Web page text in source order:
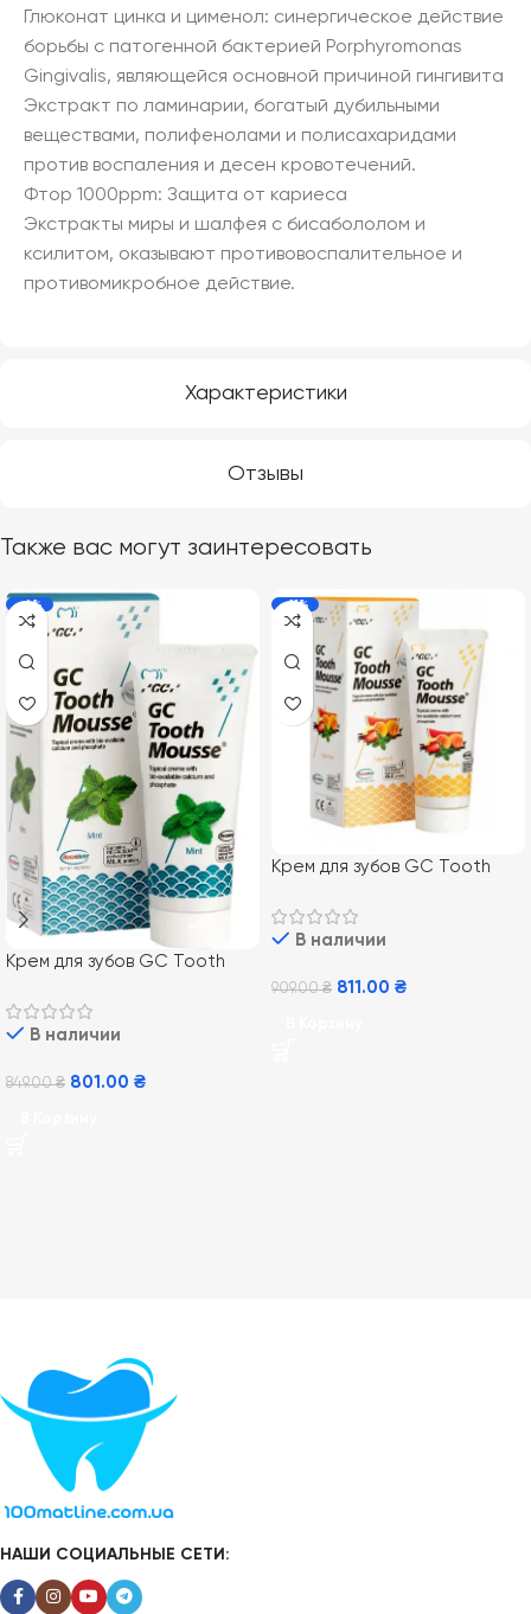
Характеристики
Отзывы
Глюконат цинка и цименол: синергическое действие
борьбы с патогенной бактерией Porphyromonas
Gingivalis, являющейся основной причиной гингивита
Экстракт по ламинарии, богатый дубильными
веществами, полифенолами и полисахаридами
против воспаления и десен кровотечений.
Фтор 1000ppm: Защита от кариеса
Экстракты миры и шалфея с бисабололом и
ксилитом, оказывают противовоспалительное и
противомикробное действие.
Также вас могут заинтересовать
-6%
Крем для зубов GC Tooth
В наличии
849.00₴ 801.00 ₴
-11%
Крем для зубов GC Tooth
Тутти Фрутти
В наличии
909.00₴ 811.00 ₴
НАШИ СОЦИАЛЬНЫЕ СЕТИ: